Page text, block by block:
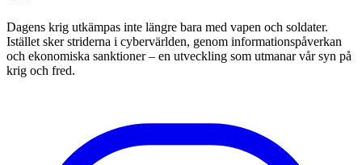
Dagens krig utkämpas inte längre bara med vapen och soldater.
Istället sker striderna i cybervärlden, genom informationspåverkan
och ekonomiska sanktioner – en utveckling som utmanar vår syn på
krig och fred.